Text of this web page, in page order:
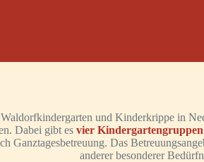
und Kinderkrippe in
Dabei gibt es vier Kindergartengruppen
Ganztagesbetreuung. Das
anderer besonderer